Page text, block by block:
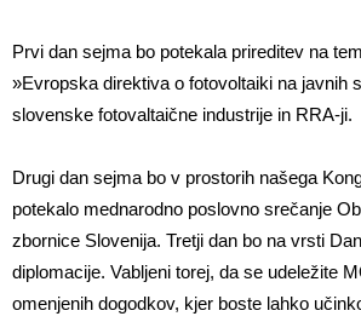
Prvi dan sejma bo potekala prireditev na
»Evropska direktiva o fotovoltaiki na javnih
slovenske fotovaltaične industrije in RRA-ji.
Drugi dan sejma bo v prostorih našega
potekalo mednarodno poslovno srečanje
zbornice Slovenija. Tretji dan bo na vrsti
diplomacije. Vabljeni torej, da se udeležite
omenjenih dogodkov, kjer boste lahko